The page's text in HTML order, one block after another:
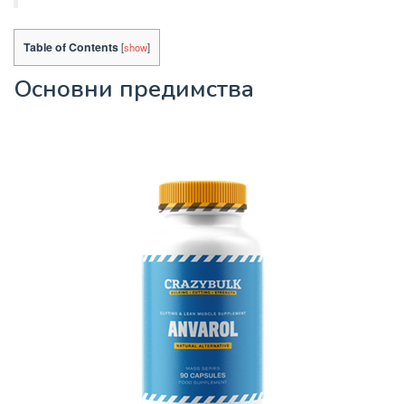
Table of Contents[show]
Основни предимства